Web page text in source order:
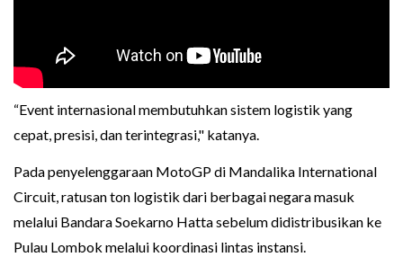
“Event internasional membutuhkan sistem logistik yang
cepat, presisi, dan terintegrasi," katanya.
Pada penyelenggaraan MotoGP di Mandalika International
Circuit, ratusan ton logistik dari berbagai negara masuk
melalui Bandara Soekarno Hatta sebelum didistribusikan ke
Pulau Lombok melalui koordinasi lintas instansi.